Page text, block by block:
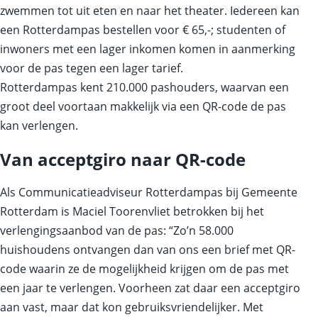
zwemmen tot uit eten en naar het theater. Iedereen kan
een Rotterdampas bestellen voor € 65,-; studenten of
inwoners met een lager inkomen komen in aanmerking
voor de pas tegen een lager tarief.
Rotterdampas kent 210.000 pashouders, waarvan een
groot deel voortaan makkelijk via een QR-code de pas
kan verlengen.
Van acceptgiro naar QR-code
Als Communicatieadviseur Rotterdampas bij Gemeente
Rotterdam is Maciel Toorenvliet betrokken bij het
verlengingsaanbod van de pas: “Zo’n 58.000
huishoudens ontvangen dan van ons een brief met QR-
code waarin ze de mogelijkheid krijgen om de pas met
een jaar te verlengen. Voorheen zat daar een acceptgiro
aan vast, maar dat kon gebruiksvriendelijker. Met